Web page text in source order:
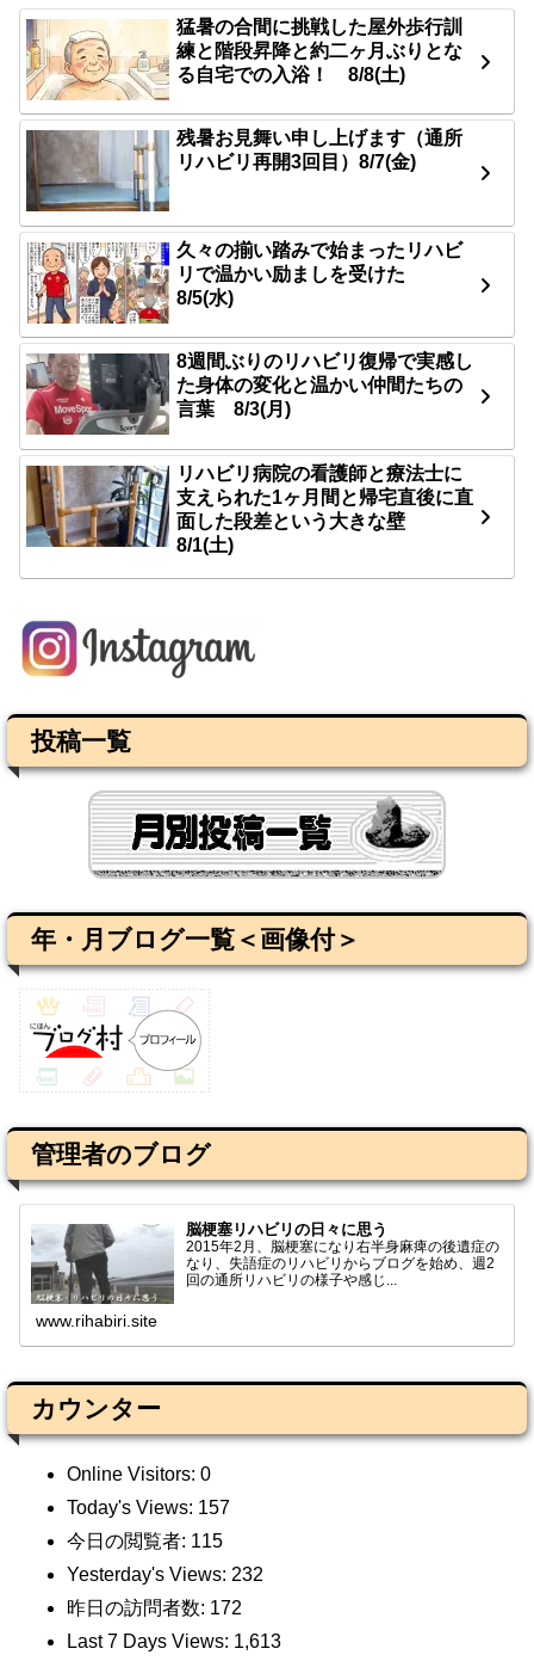
猛暑の合間に挑戦した屋外歩行訓
練と階段昇降と約二ヶ月ぶりとな
る自宅での入浴！ 8/8(土)
残暑お見舞い申し上げます（通所
リハビリ再開3回目）8/7(金)
久々の揃い踏みで始まったリハビ
リで温かい励ましを受けた
8/5(水)
8週間ぶりのリハビリ復帰で実感し
た身体の変化と温かい仲間たちの
言葉 8/3(月)
リハビリ病院の看護師と療法士に
支えられた1ヶ月間と帰宅直後に直
面した段差という大きな壁
8/1(土)
投稿一覧
年・月ブログ一覧＜画像付＞
管理者のブログ
脳梗塞リハビリの日々に思う
2015年2月、脳梗塞になり右半身麻痺の後遺症の
なり、失語症のリハビリからブログを始め、週2
回の通所リハビリの様子や感じ...
www.rihabiri.site
カウンター
Online Visitors: 0
Today's Views: 157
今日の閲覧者: 115
Yesterday's Views: 232
昨日の訪問者数: 172
Last 7 Days Views: 1,613